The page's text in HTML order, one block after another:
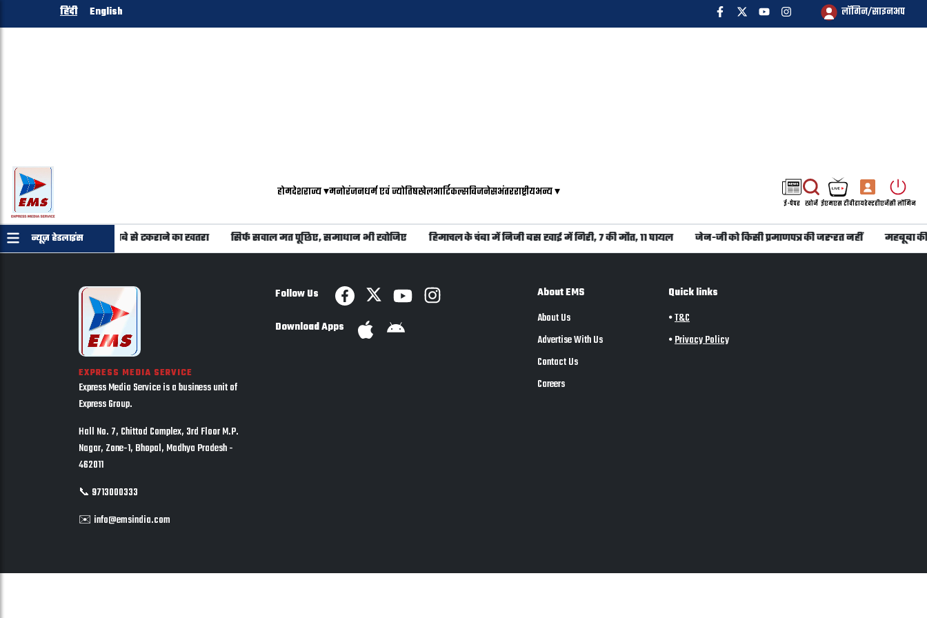
हिंदी English लॉगिन/साइनअप
होमदेशराज्य▾मनोरंजनधर्म एवं ज्योतिषखेलआर्टिकल्सबिजनेसअंतरराष्ट्रीयअन्य▾
ई-पेपर खोजें ईएमएस टीवीडायरेक्टरीएजेंसी लॉगिन
न्यूज़ हेडलाइंस
में से 20 पर अंतरिक्ष मलबे से टकराने का खतरा सिर्फ सवाल मत पूछिए, समाधान भी खोजिए हिमाचल के चंबा में निजी बस खाई में गिरी, 7 की मौत, 11 घायल जेन-जी को किसी प्रमाणपत्र की जरुरत नहीं महबूबा की
EXPRESS MEDIA SERVICE
Express Media Service is a business unit of
Express Group.
Hall No. 7, Chittod Complex, 3rd Floor M.P.
Nagar, Zone-1, Bhopal, Madhya Pradesh -
462011
📞 9713000333
✉️ info@emsindia.com
Follow Us
Download Apps
About EMS
About Us
Advertise With Us
Contact Us
Careers
Quick links
•T&C
•Privacy Policy